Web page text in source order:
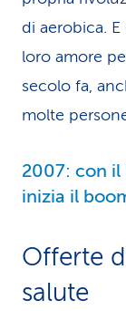
di aerobica.
loro amore
secolo fa,
molte
2007: con
inizia il
Offerte
salute